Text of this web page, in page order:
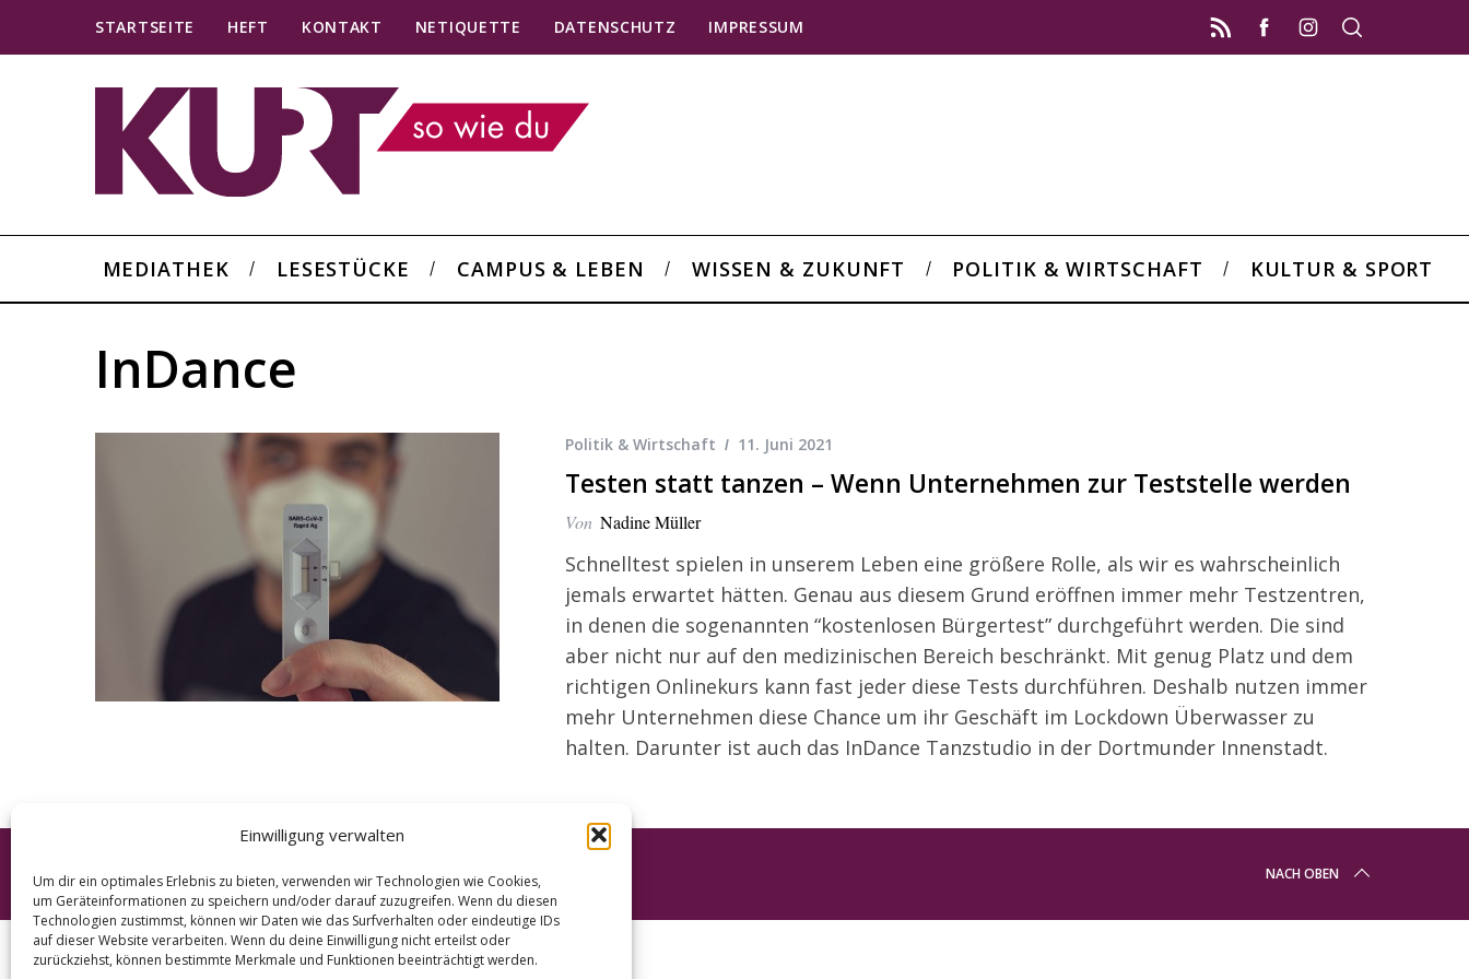
Einwilligung verwalten
Um dir ein optimales Erlebnis zu bieten, verwenden wir Technologien wie Cookies,
um Geräteinformationen zu speichern und/oder darauf zuzugreifen. Wenn du diesen
Technologien zustimmst, können wir Daten wie das Surfverhalten oder eindeutige IDs
auf dieser Website verarbeiten. Wenn du deine Einwilligung nicht erteilst oder
zurückziehst, können bestimmte Merkmale und Funktionen beeinträchtigt werden.
STARTSEITE HEFT KONTAKT NETIQUETTE DATENSCHUTZ IMPRESSUM
MEDIATHEK LESESTÜCKE CAMPUS & LEBEN WISSEN & ZUKUNFT POLITIK & WIRTSCHAFT KULTUR & SPORT
InDance
Politik & Wirtschaft 11. Juni 2021
Testen statt tanzen – Wenn Unternehmen zur Teststelle werden
Von Nadine Müller
Schnelltest spielen in unserem Leben eine größere Rolle, als wir es wahrscheinlich
jemals erwartet hätten. Genau aus diesem Grund eröffnen immer mehr Testzentren,
in denen die sogenannten “kostenlosen Bürgertest” durchgeführt werden. Die sind
aber nicht nur auf den medizinischen Bereich beschränkt. Mit genug Platz und dem
richtigen Onlinekurs kann fast jeder diese Tests durchführen. Deshalb nutzen immer
mehr Unternehmen diese Chance um ihr Geschäft im Lockdown Überwasser zu
halten. Darunter ist auch das InDance Tanzstudio in der Dortmunder Innenstadt.
© 2026 KURT NACH OBEN
c
: